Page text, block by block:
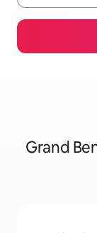
Grand